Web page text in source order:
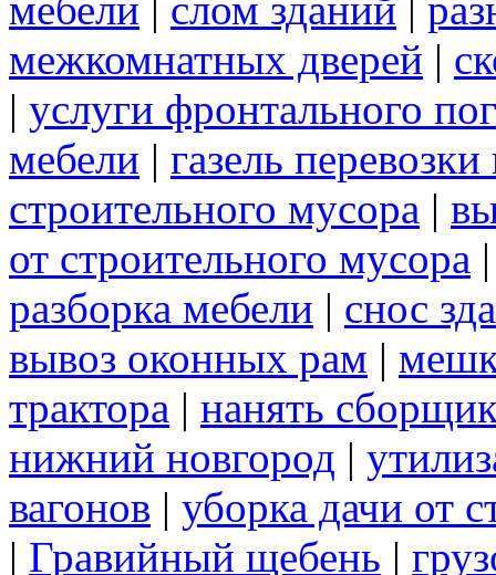
мебели | слом зданий |
межкомнатных дверей |
| услуги фронтального
мебели | газель
строительного мусора |
от строительного мусора
разборка мебели | снос
вывоз оконных рам |
трактора | нанять
нижний новгород |
вагонов | уборка дачи от
| Гравийный щебень |